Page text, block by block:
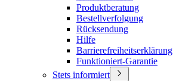
Produktberatung
Bestellverfolgung
Rücksendung
Hilfe
Barrierefreiheitserklärung
Funktioniert-Garantie
Stets informiert